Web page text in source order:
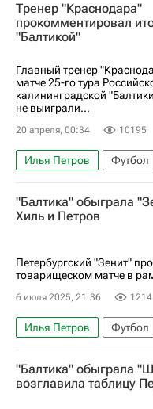
Кубок России по футболу
Кевин Андраде
Балтика
ПФК ЦСКА
РПЛ 2026-2027
Тренер "Краснодара"
прокомментировал
"Балтикой"
Главный тренер
матче 25-го тура
калининградской
не выиграли...
20 апреля, 00:34 10195
Илья Петров Футбол
Мурад Мусаев
Хуан
Краснодар
Балтика
"Балтика" обыграла
Хиль и Петров
Петербургский "Зенит"
товарищеском матче в
6 июля 2025, 21:36 1214
Илья Петров Футбол
Зенит
Сантос
"Балтика" обыграла
возглавила таблицу